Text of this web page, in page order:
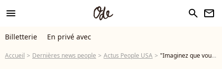
menu search newsletter
Billetterie En privé avec
Accueil Dernières news people Actus People USA "Imaginez que vous êtes sur..." : Chez Tesla et SpaceX, Elon Musk a posé cette question à tous ses employés en entretien d'embauche